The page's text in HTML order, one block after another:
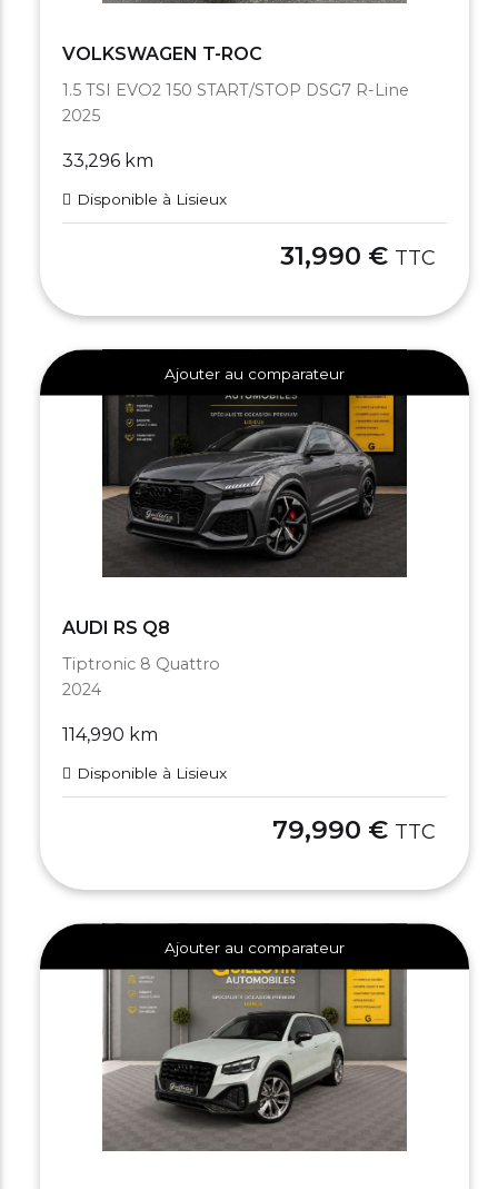
VOLKSWAGEN T-ROC
1.5 TSI EVO2 150 START/STOP DSG7 R-Line
2025
33,296 km
Disponible à Lisieux
31,990 € TTC
Ajouter au comparateur
AUDI RS Q8
Tiptronic 8 Quattro
2024
114,990 km
Disponible à Lisieux
79,990 € TTC
Ajouter au comparateur